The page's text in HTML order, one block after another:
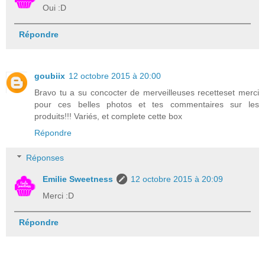
Oui :D
Répondre
goubiix 12 octobre 2015 à 20:00
Bravo tu a su concocter de merveilleuses recetteset merci
pour ces belles photos et tes commentaires sur les
produits!!! Variés, et complete cette box
Répondre
Réponses
Emilie Sweetness
12 octobre 2015 à 20:09
Merci :D
Répondre